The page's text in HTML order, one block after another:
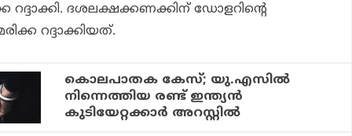
ദശലക്ഷക്കണക്കിന് ഡോളറിന്റെ
റദ്ദാക്കിയത്.
കൊലപാതക കേസ്; യു.എസില്‍
നിന്നെത്തിയ രണ്ട് ഇന്ത്യന്‍
കുടിയേറ്റക്കാര്‍ അറസ്റ്റില്‍